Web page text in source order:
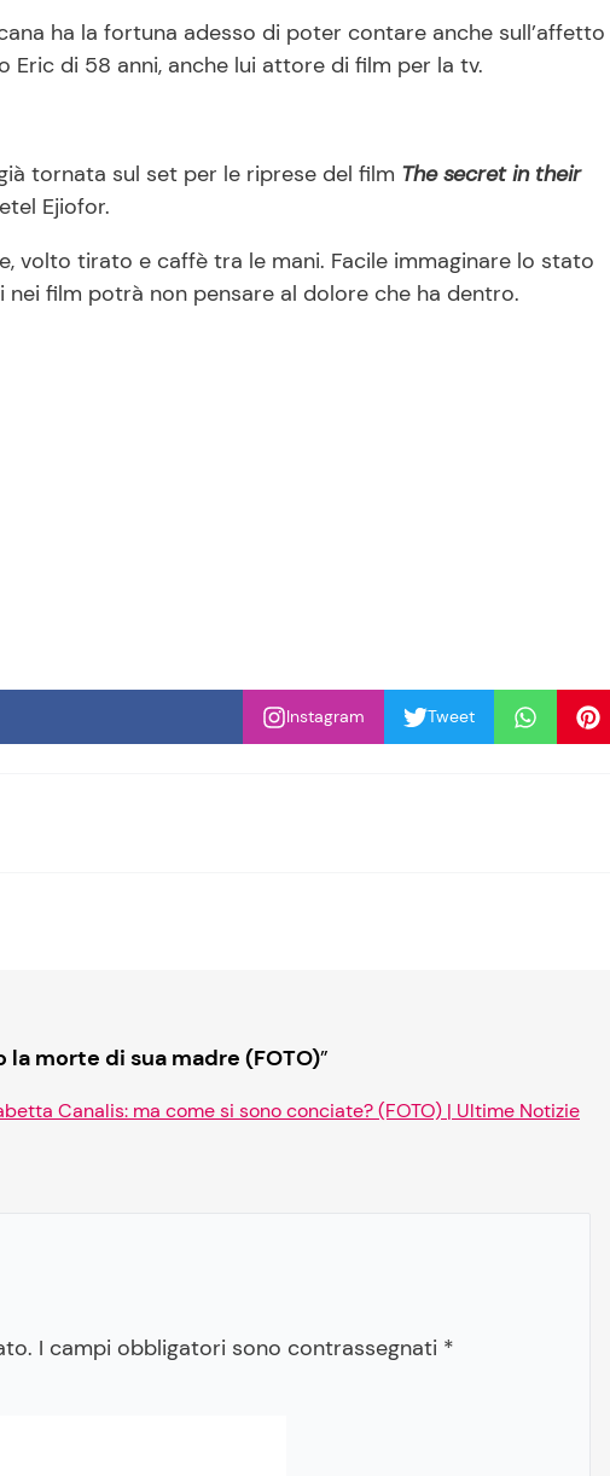
ha la fortuna adesso di poter contare anche sull’affetto
Eric di 58 anni, anche lui attore di film per la tv.
tornata sul set per le riprese del film The secret in their
Ejiofor.
volto tirato e caffè tra le mani. Facile immaginare lo stato
nei film potrà non pensare al dolore che ha dentro.
Instagram Tweet
morte di sua madre (FOTO)”
Canalis: ma come si sono conciate? (FOTO) | Ultime Notizie
I campi obbligatori sono contrassegnati *